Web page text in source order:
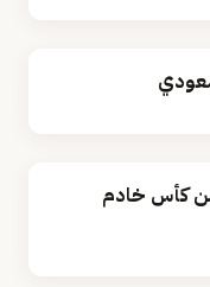
يحسم تأهله إلى دور الـ 16 من كأس خادم